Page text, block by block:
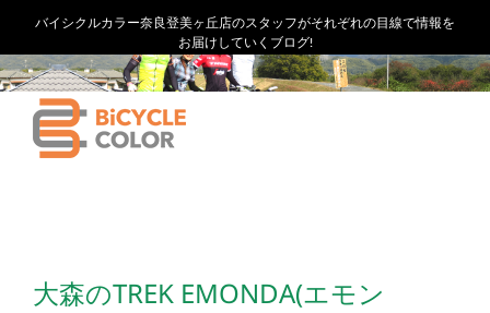
バイシクルカラー奈良登美ヶ丘店のスタッフがそれぞれの目線で情報を
お届けしていくブログ!
大森のTREK EMONDA(エモン